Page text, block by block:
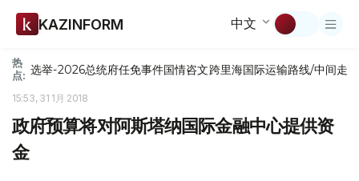
KAZINFORM 中文
热
点: 选举-2026总统府任免事件国情咨文跨里海国际运输路线/中间走廊
15:53, 31 1月 2018
政府预算将对阿斯塔纳国际金融中心提供资
金